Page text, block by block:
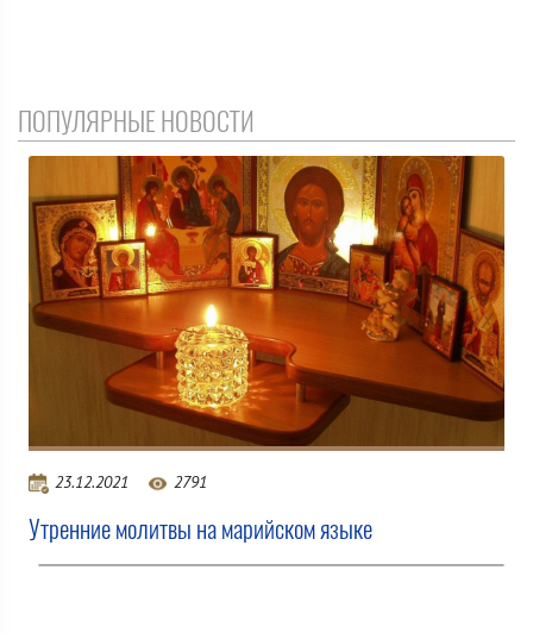
ПОПУЛЯРНЫЕ НОВОСТИ
23.12.2021 2791
Утренние молитвы на марийском языке